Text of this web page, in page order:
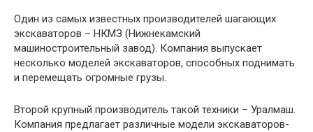
Один из самых известных производителей шагающих
экскаваторов – НКМЗ (Нижнекамский
машиностроительный завод). Компания выпускает
несколько моделей экскаваторов, способных поднимать
и перемещать огромные грузы.
Второй крупный производитель такой техники – Уралмаш.
Компания предлагает различные модели экскаваторов-